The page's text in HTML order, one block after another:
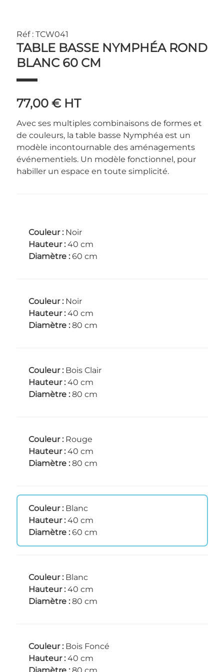
Réf : TCW041
TABLE BASSE NYMPHÉA ROND
BLANC 60 CM
77,00 € HT
Avec ses multiples combinaisons de formes et
de couleurs, la table basse Nymphéa est un
modèle incontournable des aménagements
événementiels. Un modèle fonctionnel, pour
habiller un espace en toute simplicité.
Couleur : Noir
Hauteur : 40 cm
Diamètre : 60 cm
Couleur : Noir
Hauteur : 40 cm
Diamètre : 80 cm
Couleur : Bois Clair
Hauteur : 40 cm
Diamètre : 80 cm
Couleur : Rouge
Hauteur : 40 cm
Diamètre : 80 cm
Couleur : Blanc
Hauteur : 40 cm
Diamètre : 60 cm
Couleur : Blanc
Hauteur : 40 cm
Diamètre : 80 cm
Couleur : Bois Foncé
Hauteur : 40 cm